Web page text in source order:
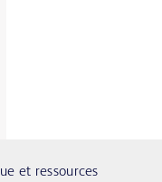
et ressources